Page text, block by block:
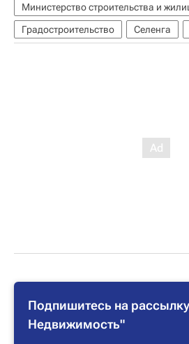
Градостроительство
Селенга
Подпишитесь на
Недвижимость"